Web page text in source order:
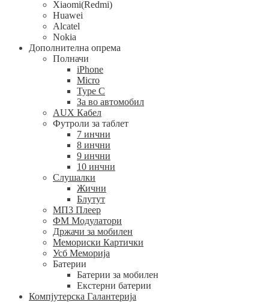
Xiaomi(Redmi)
Huawei
Alcatel
Nokia
Дополнителна опрема
Полначи
iPhone
Micro
Type C
За во автомобил
AUX Кабел
Футроли за таблет
7 инчни
8 инчни
9 инчни
10 инчни
Слушалки
Жични
Блутут
МП3 Плеер
ФМ Модулатори
Држачи за мобилен
Мемориски Картички
Усб Меморија
Батерии
Батерии за мобилен
Екстерни батерии
Компјутерска Галантерија